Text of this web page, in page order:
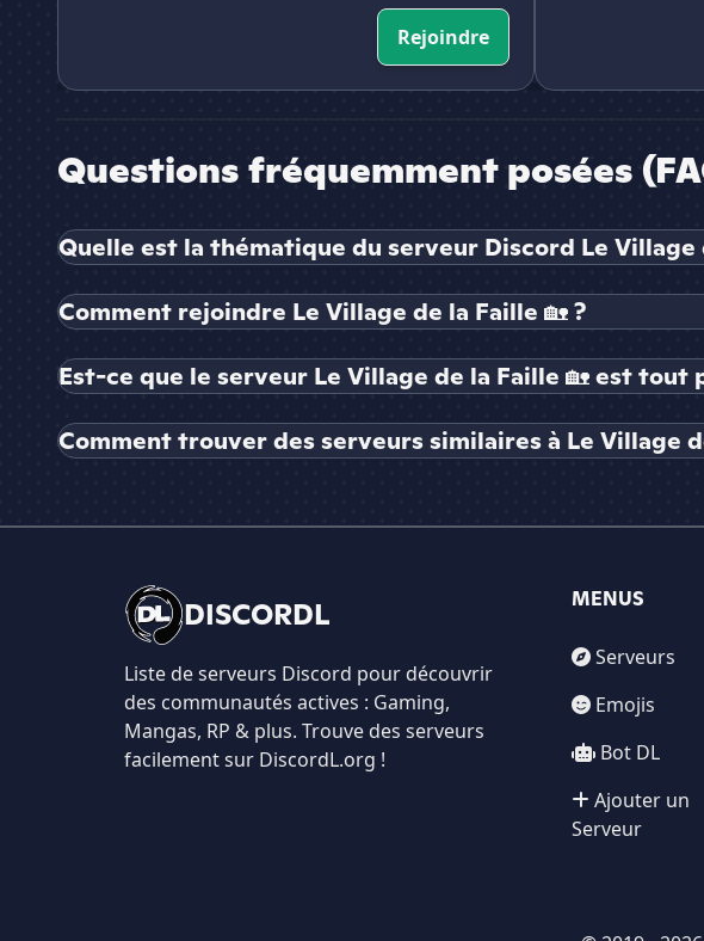
Rejoindre
Questions fréquemment posées
Quelle est la thématique du serveur Discord Le Village
Comment rejoindre Le Village de la Faille 🏡 ?
Est-ce que le serveur Le Village de la Faille 🏡 est tout
Comment trouver des serveurs similaires à Le Village
DISCORDL
Liste de serveurs Discord pour découvrir
des communautés actives : Gaming,
Mangas, RP & plus. Trouve des serveurs
facilement sur DiscordL.org !
MENUS
Serveurs
Emojis
Bot DL
Ajouter un
Serveur